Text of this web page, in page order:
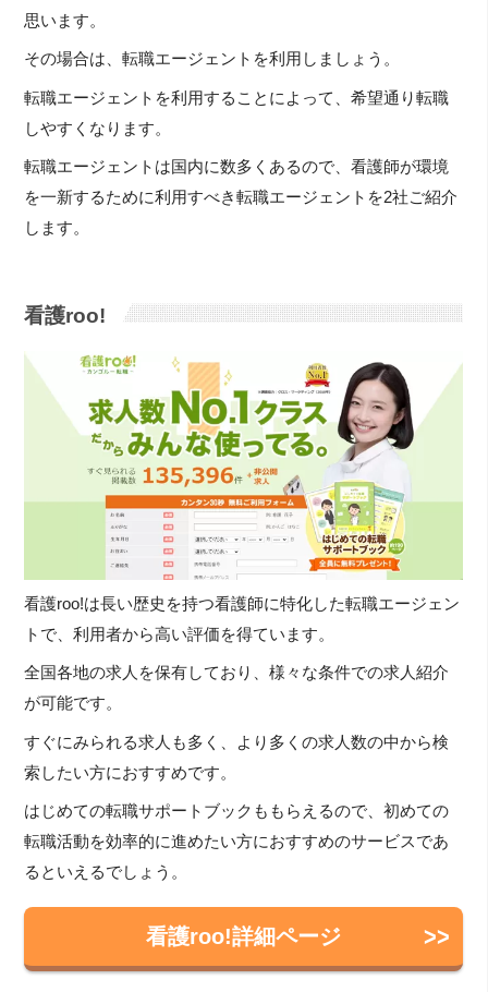
思います。
その場合は、転職エージェントを利用しましょう。
転職エージェントを利用することによって、希望通り転職
しやすくなります。
転職エージェントは国内に数多くあるので、看護師が環境
を一新するために利用すべき転職エージェントを2社ご紹介
します。
看護roo!
看護roo!は長い歴史を持つ看護師に特化した転職エージェン
トで、利用者から高い評価を得ています。
全国各地の求人を保有しており、様々な条件での求人紹介
が可能です。
すぐにみられる求人も多く、より多くの求人数の中から検
索したい方におすすめです。
はじめての転職サポートブックももらえるので、初めての
転職活動を効率的に進めたい方におすすめのサービスであ
るといえるでしょう。
看護roo!詳細ページ